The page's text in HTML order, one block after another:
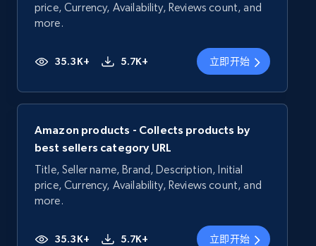
price, Currency, Availability, Reviews count, and
more.
35.3K+ 5.7K+ 立即开始
Amazon products - Collects products by
best sellers category URL
Title, Seller name, Brand, Description, Initial
price, Currency, Availability, Reviews count, and
more.
35.3K+ 5.7K+ 立即开始